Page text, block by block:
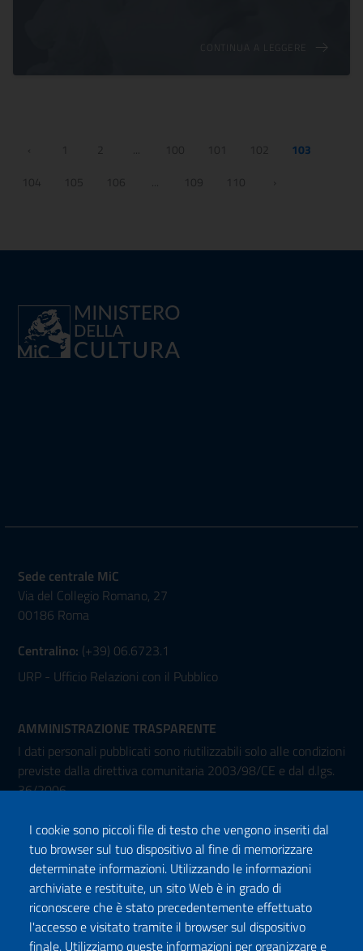
CONTINUA A LEGGERE
1 2 ... 100 101 102
103
104
105 106 ... 109 110
Sede centrale MiC
Via del Collegio Romano, 27
00186 Roma
Centralino: (+39) 06.6723.1
URP - Ufficio Relazioni con il Pubblico
AMMINISTRAZIONE TRASPARENTE
I dati personali pubblicati sono riutilizzabili solo alle condizioni
previste dalla direttiva comunitaria 2003/98/CE e dal d.lgs.
36/2006
Seguici su:
I cookie sono piccoli file di testo che vengono inseriti dal
tuo browser sul tuo dispositivo al fine di memorizzare
determinate informazioni. Utilizzando le informazioni
archiviate e restituite, un sito Web è in grado di
riconoscere che è stato precedentemente effettuato
l'accesso e visitato tramite il browser sul dispositivo
finale. Utilizziamo queste informazioni per organizzare e